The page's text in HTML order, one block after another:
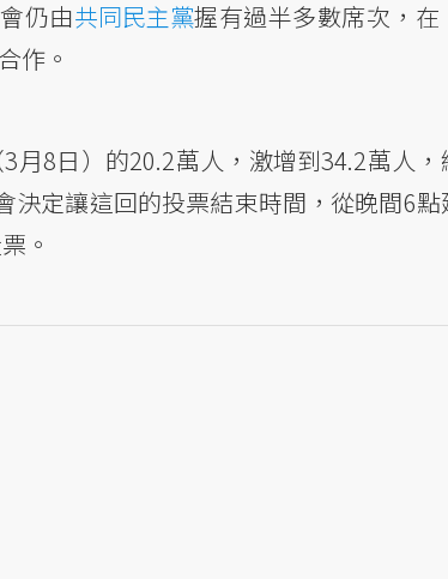
仍由共同民主黨握有過半多數席次，在
作。
月8日）的20.2萬人，激增到34.2萬人，
決定讓這回的投票結束時間，從晚間6點
。